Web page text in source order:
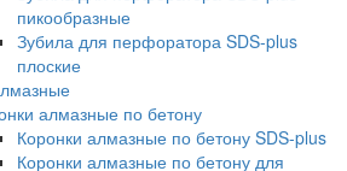
пикообразные
Зубила для перфоратора SDS-plus
плоские
алмазные по бетону
Коронки алмазные по бетону SDS-plus
Коронки алмазные по бетону для